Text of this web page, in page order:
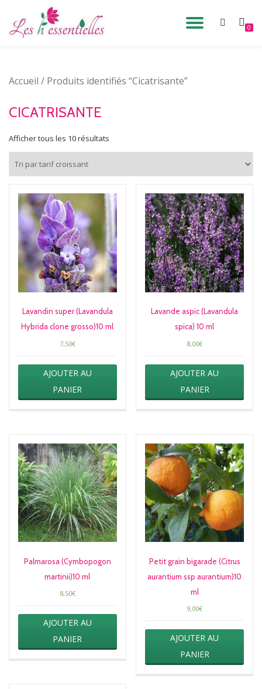
Aller
0
Accueil / Produits identifiés “Cicatrisante”
CICATRISANTE
Afficher tous les 10 résultats
Lavandin super (Lavandula
Hybrida clone grosso)10 ml
7,50€
AJOUTER AU
PANIER
Lavande aspic (Lavandula
spica) 10 ml
8,00€
AJOUTER AU
PANIER
Palmarosa (Cymbopogon
martinii)10 ml
8,50€
AJOUTER AU
PANIER
Petit grain bigarade (Citrus
aurantium ssp aurantium)10
ml
9,00€
AJOUTER AU
PANIER